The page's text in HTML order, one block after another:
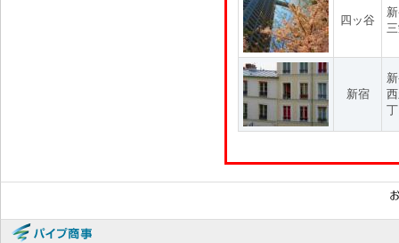
四ッ谷
新宿